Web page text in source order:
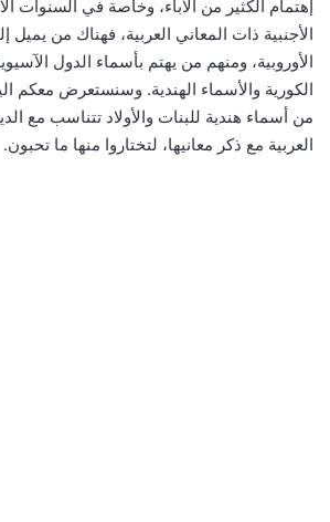
إهتمام الكثير من الآباء، وخاصة في السنوات
الأجنبية ذات المعاني العربية، فهناك من يميل
الأوروبية، ومنهم من يهتم بأسماء الدول
الكورية والأسماء الهندية. وسنستعرض معكم
من أسماء هندية للبنات والأولاد تتناسب مع
العربية مع ذكر معانيها، لتختاروا منها ما تحبون.